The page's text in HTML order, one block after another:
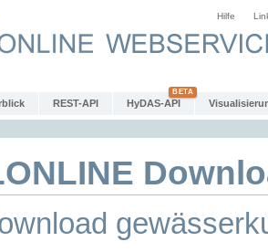
Hilfe
REST-API HyDAS-API